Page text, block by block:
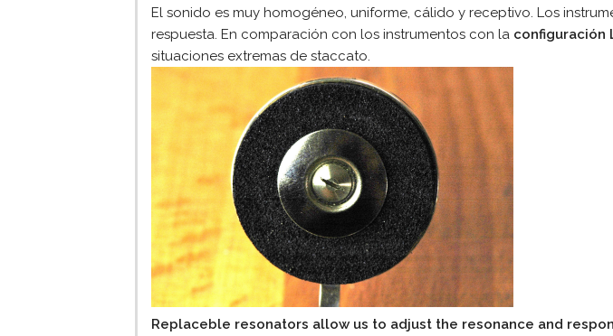
El sonido es muy homogéneo, uniforme, cálido y receptivo. Los
respuesta. En comparación con los instrumentos con la configuración
situaciones extremas de staccato.
Replaceble resonators allow us to adjust the resonance and